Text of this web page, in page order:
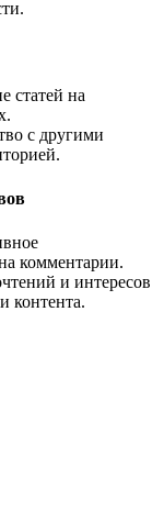
статей на
с другими
комментарии.
и интересов
контента.